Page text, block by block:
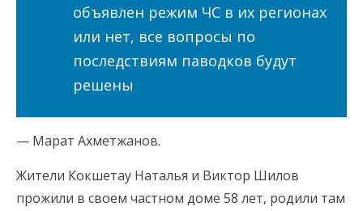
объявлен режим ЧС в их регионах
или нет, все вопросы по
последствиям паводков будут
решены
— Марат Ахметжанов.
Жители Кокшетау Наталья и Виктор Шилов
прожили в своем частном доме 58 лет, родили там